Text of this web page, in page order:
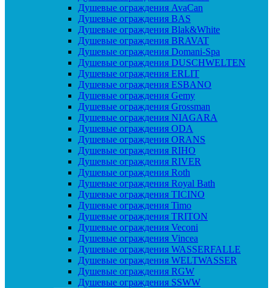
Душевые ограждения AvaCan
Душевые ограждения BAS
Душевые ограждения Blak&White
Душевые ограждения BRAVAT
Душевые ограждения Domani-Spa
Душевые ограждения DUSCHWELTEN
Душевые ограждения ERLIT
Душевые ограждения ESBANO
Душевые ограждения Gemy
Душевые ограждения Grossman
Душевые ограждения NIAGARA
Душевые ограждения ODA
Душевые ограждения ORANS
Душевые ограждения RIHO
Душевые ограждения RIVER
Душевые ограждения Roth
Душевые ограждения Royal Bath
Душевые ограждения TICINO
Душевые ограждения Timo
Душевые ограждения TRITON
Душевые ограждения Veconi
Душевые ограждения Vincea
Душевые ограждения WASSERFALLE
Душевые ограждения WELTWASSER
Душевые ограждения RGW
Душевые ограждения SSWW